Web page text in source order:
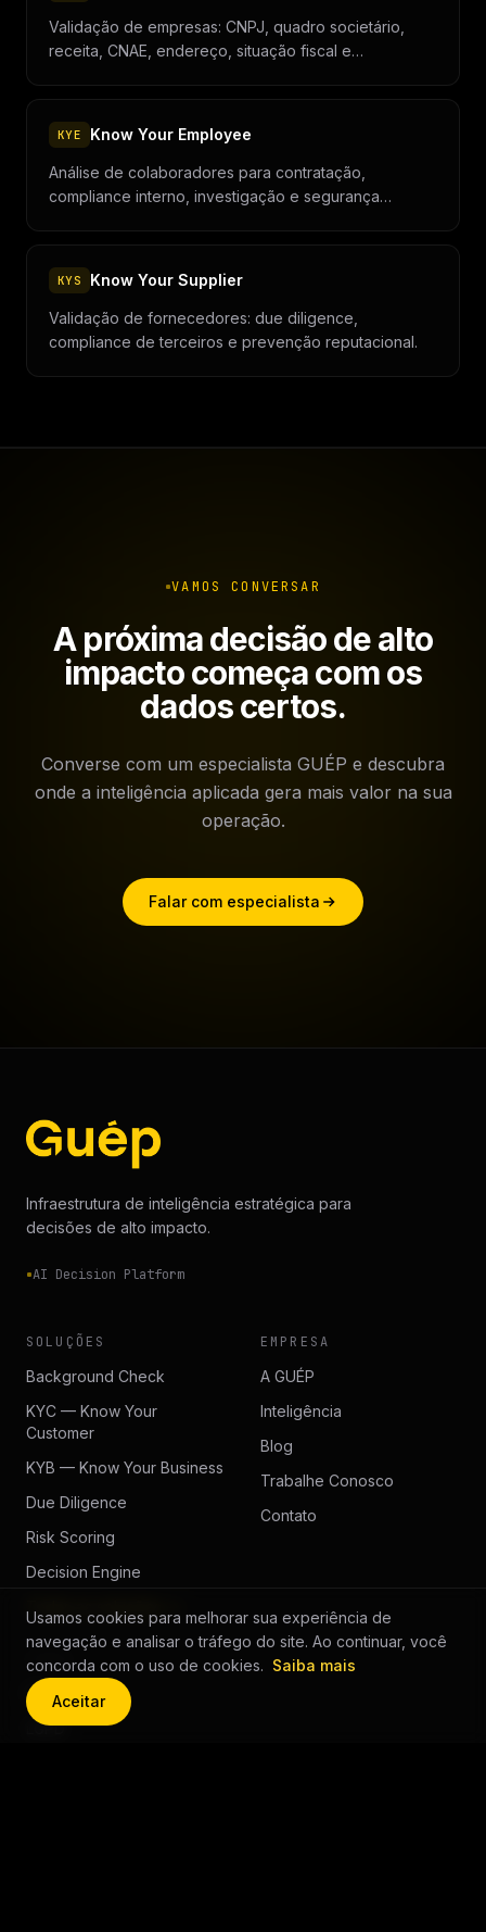
Validação de empresas: CNPJ, quadro societário,
receita, CNAE, endereço, situação fiscal e
KYE Know Your Employee
Análise de colaboradores para contratação,
compliance interno, investigação e segurança
KYS Know Your Supplier
Validação de fornecedores: due diligence,
compliance de terceiros e prevenção reputacional.
VAMOS CONVERSAR
A próxima decisão de alto
impacto começa com os
dados certos.
Converse com um especialista GUÉP e descubra
onde a inteligência aplicada gera mais valor na sua
operação.
Falar com especialista
Infraestrutura de inteligência estratégica para
decisões de alto impacto.
AI Decision Platform
SOLUÇÕES
Background Check
KYC — Know Your
Customer
KYB — Know Your Business
Due Diligence
Risk Scoring
Decision Engine
EMPRESA
A GUÉP
Inteligência
Blog
Trabalhe Conosco
Contato
LEGAL
Privacidade
LGPD
Usamos cookies para melhorar sua experiência de
navegação e analisar o tráfego do site. Ao continuar, você
concorda com o uso de cookies. Saiba mais
Aceitar